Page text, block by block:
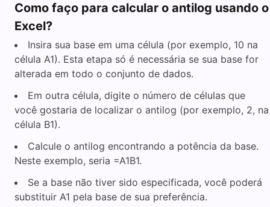
Como faço para calcular o antilog usando o
Excel?
Insira sua base em uma célula (por exemplo, 10 na
célula A1). Esta etapa só é necessária se sua base for
alterada em todo o conjunto de dados.
Em outra célula, digite o número de células que
você gostaria de localizar o antilog (por exemplo, 2, na
célula B1).
Calcule o antilog encontrando a potência da base.
Neste exemplo, seria =A1B1.
Se a base não tiver sido especificada, você poderá
substituir A1 pela base de sua preferência.